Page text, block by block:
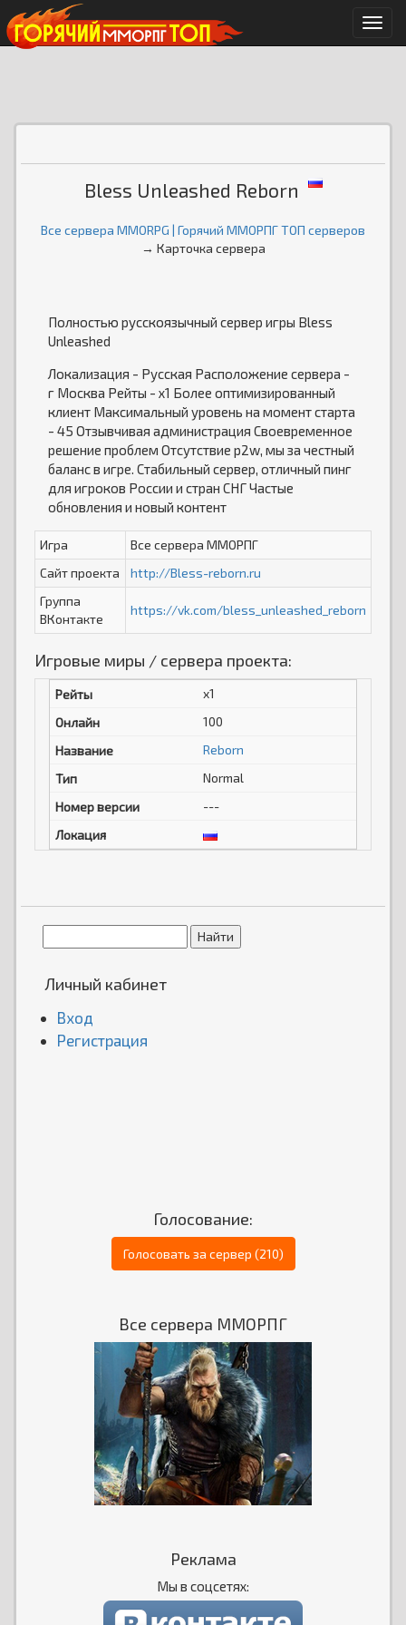
Меню
Bless Unleashed Reborn
Все сервера MMORPG | Горячий ММОРПГ ТОП серверов
→ Карточка сервера
Полностью русскоязычный сервер игры Bless
Unleashed
Локализация - Русская Расположение сервера -
г Москва Рейты - х1 Более оптимизированный
клиент Максимальный уровень на момент старта
- 45 Отзывчивая администрация Своевременное
решение проблем Отсутствие p2w, мы за честный
баланс в игре. Стабильный сервер, отличный пинг
для игроков России и стран СНГ Частые
обновления и новый контент
Игра
Все сервера ММОРПГ
Сайт проекта
http://Bless-reborn.ru
Группа
ВКонтакте
https://vk.com/bless_unleashed_reborn
Игровые миры / сервера проекта:
x1
100
Reborn
Normal
---
Личный кабинет
Вход
Регистрация
Голосование:
Голосовать за сервер (210)
Все сервера ММОРПГ
Реклама
Мы в соцсетях: